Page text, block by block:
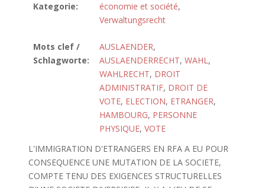
Kategorie:
économie et société,
Verwaltungsrecht
Mots clef /
Schlagworte:
AUSLAENDER,
AUSLAENDERRECHT, WAHL,
WAHLRECHT, DROIT
ADMINISTRATIF, DROIT DE
VOTE, ELECTION, ETRANGER,
HAMBOURG, PERSONNE
PHYSIQUE, VOTE
L'IMMIGRATION D'ETRANGERS EN RFA A EU POUR
CONSEQUENCE UNE MUTATION DE LA SOCIETE,
COMPTE TENU DES EXIGENCES STRUCTURELLES